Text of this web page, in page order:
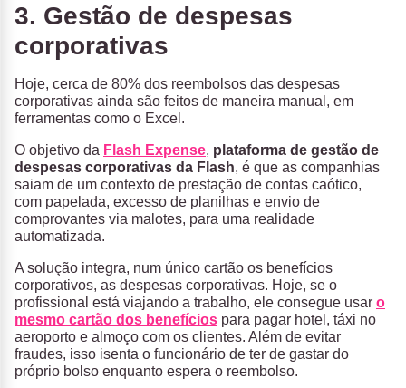
3. Gestão de despesas
corporativas
Hoje, cerca de 80% dos reembolsos das despesas
corporativas ainda são feitos de maneira manual, em
ferramentas como o Excel.
O objetivo da Flash Expense, plataforma de gestão de
despesas corporativas da Flash, é que as companhias
saiam de um contexto de prestação de contas caótico,
com papelada, excesso de planilhas e envio de
comprovantes via malotes, para uma realidade
automatizada.
A solução integra, num único cartão os benefícios
corporativos, as despesas corporativas. Hoje, se o
profissional está viajando a trabalho, ele consegue usar o
mesmo cartão dos benefícios para pagar hotel, táxi no
aeroporto e almoço com os clientes. Além de evitar
fraudes, isso isenta o funcionário de ter de gastar do
próprio bolso enquanto espera o reembolso.